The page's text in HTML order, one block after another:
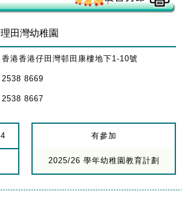
田灣幼稚園
香港香港仔田灣邨田康樓地下1-10號
2538 8669
2538 8667
有參加
2025/26 學年幼稚園教育計劃